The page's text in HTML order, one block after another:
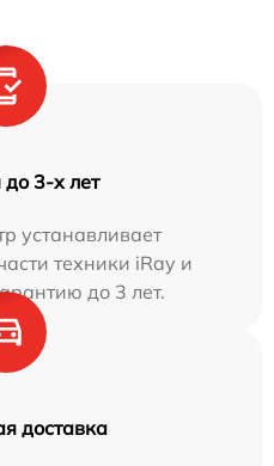
до 3-х лет
устанавливает
техники iRay и
до 3 лет.
доставка